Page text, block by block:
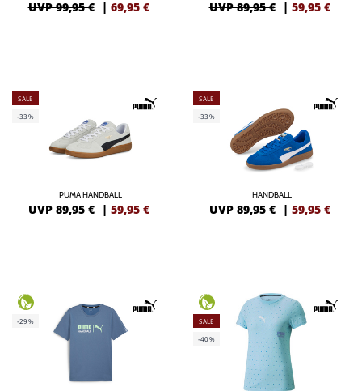
UVP 99,95 € | 69,95 € UVP 89,95 € | 59,95 €
SALE
-33%
PUMA HANDBALL
UVP 89,95 € | 59,95 €
SALE
-33%
HANDBALL
UVP 89,95 € | 59,95 €
-29%
SALE
-40%